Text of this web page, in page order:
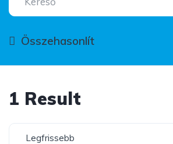
Összehasonlít
1 Result
Legfrissebb